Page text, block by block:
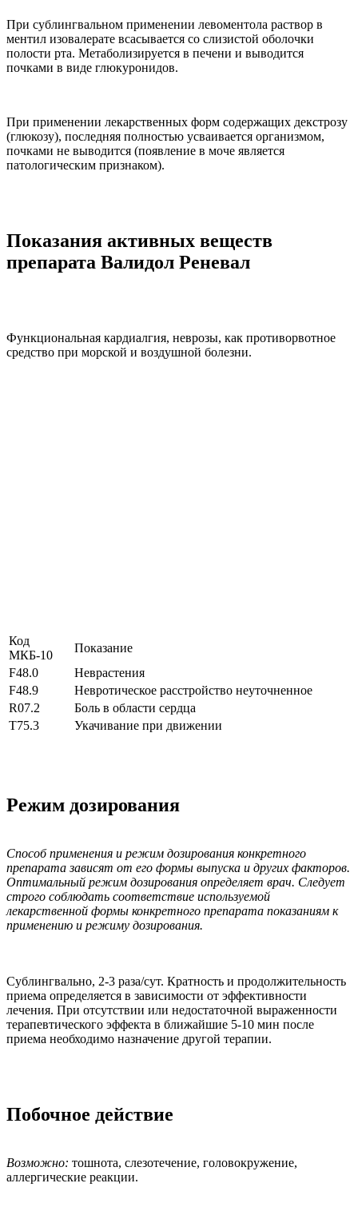
При сублингвальном применении левоментола раствор в
ментил изовалерате всасывается со слизистой оболочки
полости рта. Метаболизируется в печени и выводится
почками в виде глюкуронидов.
При применении лекарственных форм содержащих декстрозу
(глюкозу), последняя полностью усваивается организмом,
почками не выводится (появление в моче является
патологическим признаком).
Показания активных веществ
препарата Валидол Реневал
Функциональная кардиалгия, неврозы, как противорвотное
средство при морской и воздушной болезни.
Код
МКБ-10
Показание
F48.0
Неврастения
F48.9
Невротическое расстройство неуточненное
R07.2
Боль в области сердца
T75.3
Укачивание при движении
Режим дозирования
Способ применения и режим дозирования конкретного
препарата зависят от его формы выпуска и других факторов.
Оптимальный режим дозирования определяет врач. Следует
строго соблюдать соответствие используемой
лекарственной формы конкретного препарата показаниям к
применению и режиму дозирования.
Сублингвально, 2-3 раза/сут. Кратность и продолжительность
приема определяется в зависимости от эффективности
лечения. При отсутствии или недостаточной выраженности
терапевтического эффекта в ближайшие 5-10 мин после
приема необходимо назначение другой терапии.
Побочное действие
Возможно: тошнота, слезотечение, головокружение,
аллергические реакции.